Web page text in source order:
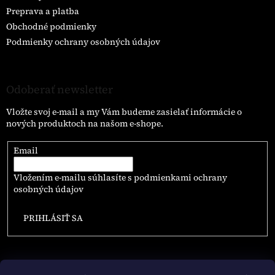
Preprava a platba
Obchodné podmienky
Podmienky ochrany osobných údajov
Odoberať newsletter
Vložte svoj e-mail a my Vám budeme zasielať informácie o
nových produktoch na našom e-shope.
Email
Vložením e-mailu súhlasíte s podmienkami ochrany
osobných údajov
PRIHLÁSIŤ SA